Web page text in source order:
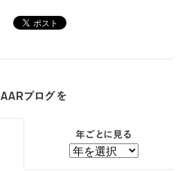
AARブログを
年ごとに見る